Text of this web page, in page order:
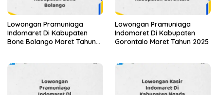
Lowongan Pramuniaga
Indomaret Di Kabupaten
Bone Bolango Maret Tahun
Lowongan Pramuniaga
Indomaret Di Kabupaten
Gorontalo Maret Tahun 2025